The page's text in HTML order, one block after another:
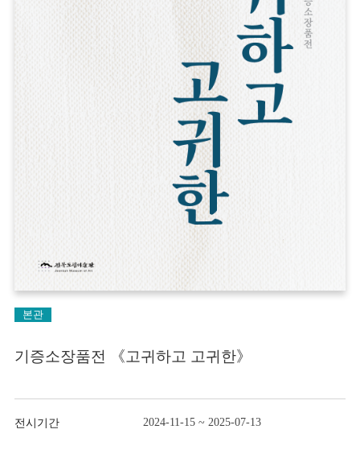
본관
기증소장품전 《고귀하고 고귀한》
전시기간 2024-11-15 ~ 2025-07-13